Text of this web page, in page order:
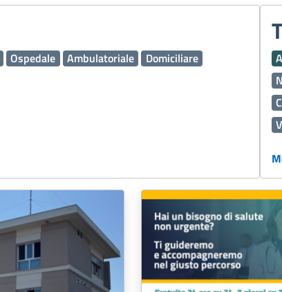
Ospedale Ambulatoriale
Domiciliare